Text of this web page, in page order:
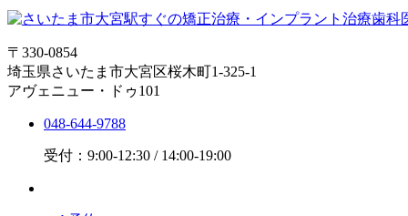
〒330-0854
埼玉県さいたま市大宮区桜木町1-325-1
アヴェニュー・ドゥ101
048-644-9788
受付：9:00-12:30 / 14:00-19:00